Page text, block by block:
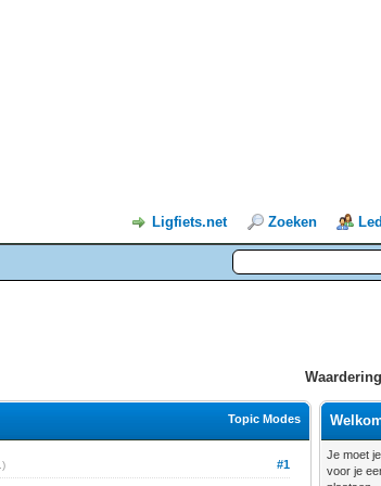
Ligfiets.net Zoeken
Topic Modes
#1
.)
Je moet
voor je